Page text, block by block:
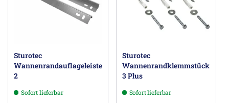
Sturotec
Wannenrandauflageleisten
2
Sofort lieferbar
Sturotec
Wannenrandklemmstück
3 Plus
Sofort lieferbar